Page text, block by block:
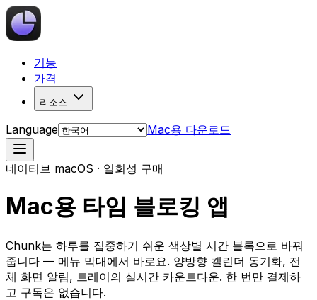
기능
가격
리소스
Language Mac용 다운로드
네이티브 macOS · 일회성 구매
Mac용 타임 블로킹 앱
Chunk는 하루를 집중하기 쉬운 색상별 시간 블록으로 바꿔
줍니다 — 메뉴 막대에서 바로요. 양방향 캘린더 동기화, 전
체 화면 알림, 트레이의 실시간 카운트다운. 한 번만 결제하
고 구독은 없습니다.